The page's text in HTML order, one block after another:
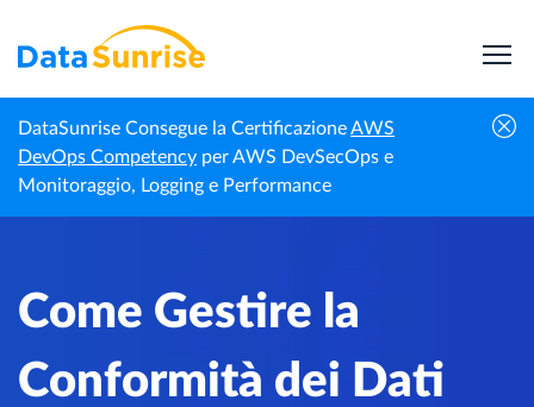
DataSunrise Consegue la CertificazioneAWS
DevOps Competency per AWS DevSecOps e
Monitoraggio, Logging e Performance
Homepage
Centro di
Conoscenza
Come Gestire la Conformità dei Dati per
Azure Cloud Storage
Come Gestire la
Conformità dei Dati